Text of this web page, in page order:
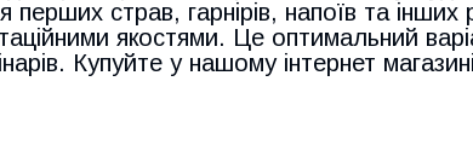
страв, гарнірів, напоїв та інших
якостями. Це оптимальний
Купуйте у нашому інтернет